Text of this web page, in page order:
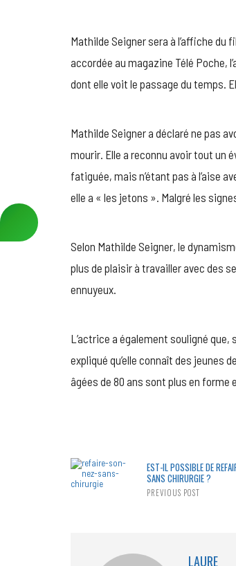
Mathilde Seigner sera à l’affiche
accordée au magazine Télé Poche,
dont elle voit le passage du temps.
Mathilde Seigner a déclaré ne pas
mourir. Elle a reconnu avoir tout un
fatiguée, mais n’étant pas à l’aise
elle a « les jetons ». Malgré les
Selon Mathilde Seigner, le
plus de plaisir à travailler avec des
ennuyeux.
L’actrice a également souligné que,
expliqué qu’elle connaît des jeunes
âgées de 80 ans sont plus en forme
EST-IL POSSIBLE DE
SANS CHIRURGIE ?
PREVIOUS POST
LAURE